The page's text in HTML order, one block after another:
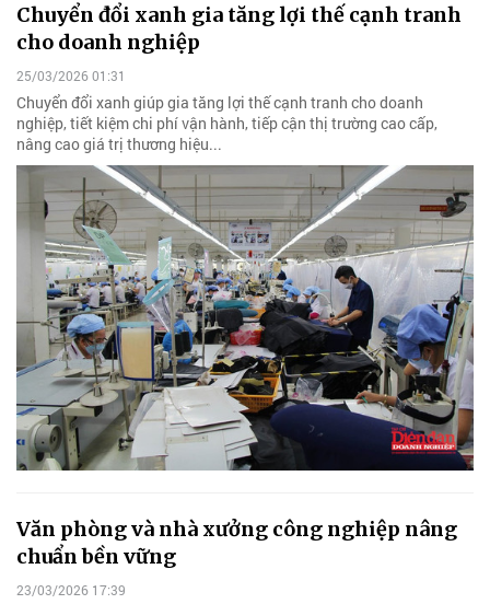
Chuyển đổi xanh gia tăng lợi thế cạnh tranh
cho doanh nghiệp
25/03/2026 01:31
Chuyển đổi xanh giúp gia tăng lợi thế cạnh tranh cho doanh
nghiệp, tiết kiệm chi phí vận hành, tiếp cận thị trường cao cấp,
nâng cao giá trị thương hiệu...
Văn phòng và nhà xưởng công nghiệp nâng
chuẩn bền vững
23/03/2026 17:39